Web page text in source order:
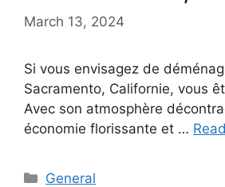
March 13, 2024
Si vous envisagez de
Sacramento, Californie, vous
Avec son atmosphère
économie florissante et …
Categories
General